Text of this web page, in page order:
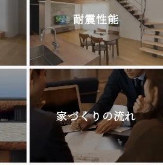
耐震性能
家づくりの流れ